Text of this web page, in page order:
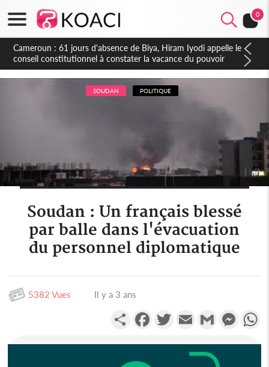
0
Côte d'Ivoire : Fin de la pagaille au PDCI-RDA, Lessiehi bannit
les mouvements sauvages
SOUDAN POLITIQUE
Soudan : Un français blessé
par balle dans l'évacuation
du personnel diplomatique
5382 Vues Il y a 3 ans
PartagerFacebookTwitterEmail Gmail